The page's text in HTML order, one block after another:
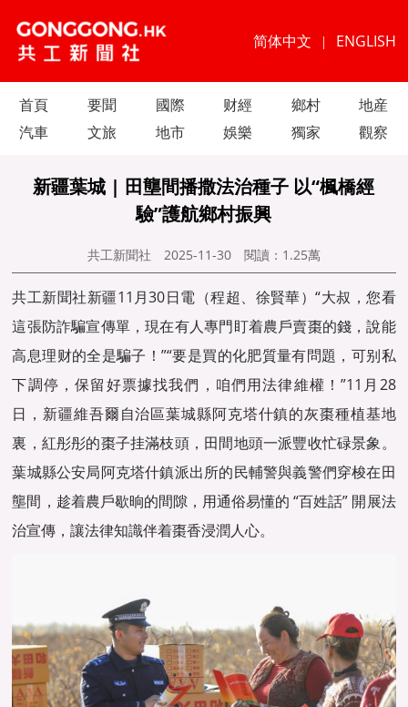
简体中文 | ENGLISH
首頁 要聞 國際 财經 鄉村
地産
汽車
文旅 地市 娛樂 獨家 觀察
新疆葉城 | 田壟間播撒法治種子 以“楓橋經
驗”護航鄉村振興
共工新聞社 2025-11-30 閱讀： 1.25萬
共工新聞社新疆11月30日電（程超、徐賢華）“大叔，您看
這張防詐騙宣傳單，現在有人專門盯着農戶賣棗的錢，說能
高息理财的全是騙子！”“要是買的化肥質量有問題，可别私
下調停，保留好票據找我們，咱們用法律維權！”11月28
日，新疆維吾爾自治區葉城縣阿克塔什鎮的灰棗種植基地
裏，紅彤彤的棗子挂滿枝頭，田間地頭一派豐收忙碌景象。
葉城縣公安局阿克塔什鎮派出所的民輔警與義警們穿梭在田
壟間，趁着農戶歇晌的間隙，用通俗易懂的 “百姓話” 開展法
治宣傳，讓法律知識伴着棗香浸潤人心。